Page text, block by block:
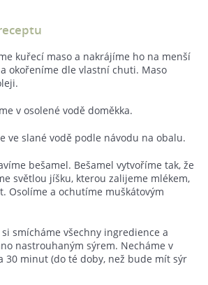
kuřecí maso a nakrájíme ho na menší
okořeníme dle vlastní chuti. Maso
v osolené vodě doměkka.
ve slané vodě podle návodu na obalu.
bešamel. Bešamel vytvoříme tak, že
světlou jíšku, kterou zalijeme mlékem,
Osolíme a ochutíme muškátovým
smícháme všechny ingredience a
nastrouhaným sýrem. Necháme v
30 minut (do té doby, než bude mít sýr